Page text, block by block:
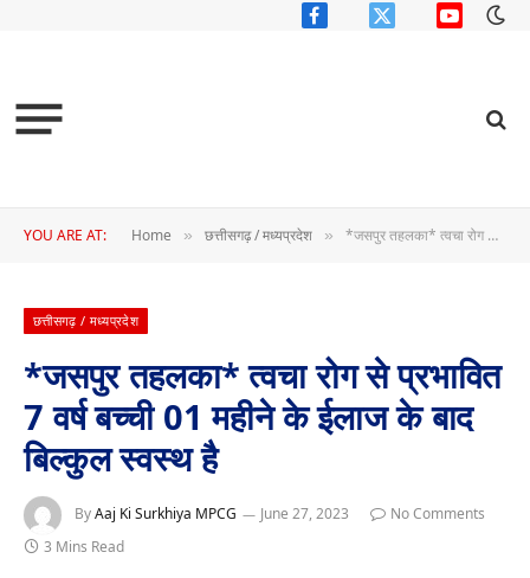
FacebookX
YouTube
YOU ARE AT: Home » छत्तीसगढ़ / मध्यप्रदेश » *जसपुर तहलका* त्वचा रोग से प्रभावित 7 वर्ष बच्ची 01 महीने के ईलाज के बाद बिल्कुल स्वस्थ है
छत्तीसगढ़ / मध्यप्रदेश
*जसपुर तहलका* त्वचा रोग से प्रभावित
7 वर्ष बच्ची 01 महीने के ईलाज के बाद
बिल्कुल स्वस्थ है
ByAaj Ki Surkhiya MPCG June 27, 2023
No Comments
3 Mins Read